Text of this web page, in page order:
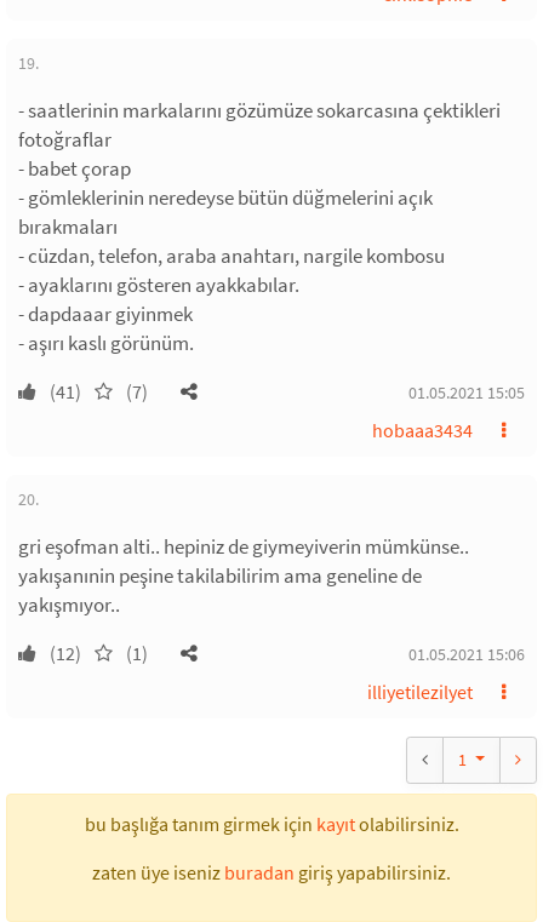
19.
- saatlerinin markalarını gözümüze sokarcasına çektikleri
fotoğraflar
- babet çorap
- gömleklerinin neredeyse bütün düğmelerini açık
bırakmaları
- cüzdan, telefon, araba anahtarı, nargile kombosu
- ayaklarını gösteren ayakkabılar.
- dapdaaar giyinmek
- aşırı kaslı görünüm.
(41) (7) 01.05.2021 15:05
hobaaa3434
20.
gri eşofman alti.. hepiniz de giymeyiverin mümkünse..
yakışanınin peşine takilabilirim ama geneline de
yakışmıyor..
(12) (1) 01.05.2021 15:06
illiyetilezilyet
1
bu başlığa tanım girmek için kayıtolabilirsiniz.
zaten üye iseniz buradan giriş yapabilirsiniz.